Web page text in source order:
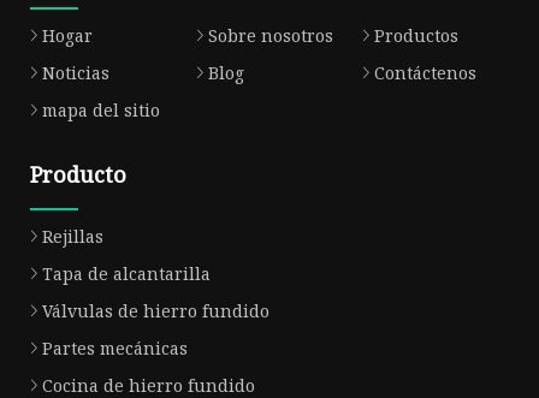
Hogar Sobre nosotros
Productos
Noticias
Blog
Contáctenos
mapa del sitio
Producto
Rejillas
Tapa de alcantarilla
Válvulas de hierro fundido
Partes mecánicas
Cocina de hierro fundido